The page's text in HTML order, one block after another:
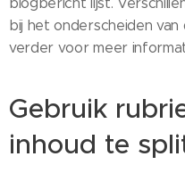
bij het ​​onderscheiden
verder voor meer
Gebruik
inhoud te